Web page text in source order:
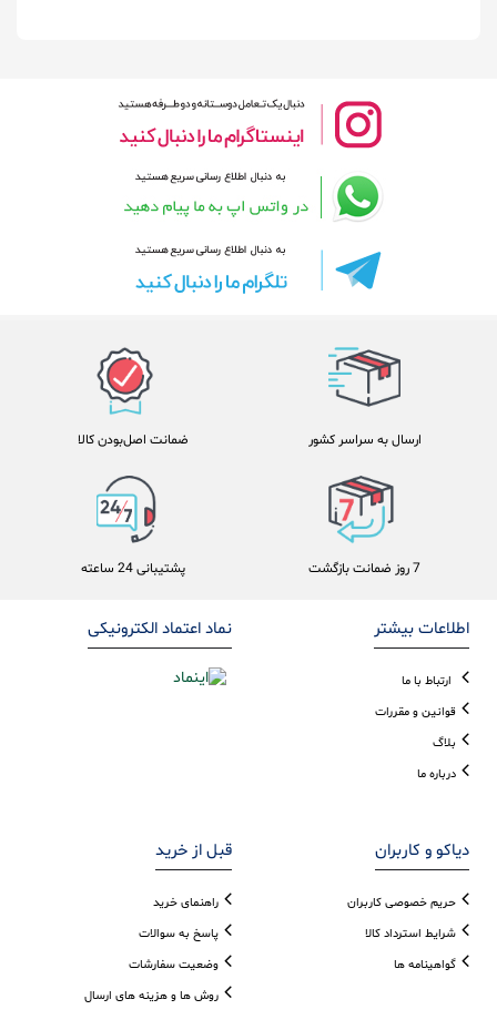
ضمانت اصل‌بودن کالا ارسال به سراسر کشور
پشتیبانی 24 ساعته 7 روز ضمانت بازگشت
نماد اعتماد الکترونیکی اطلاعات بیشتر
ارتباط با ما
قوانین و مقررات
بلاگ
درباره ما
قبل از خرید
راهنمای خرید
پاسخ به سوالات
وضعیت سفارشات
روش ها و هزینه های ارسال
دیاکو و کاربران
حریم خصوصی کاربران
شرایط استرداد کالا
گواهینامه ها